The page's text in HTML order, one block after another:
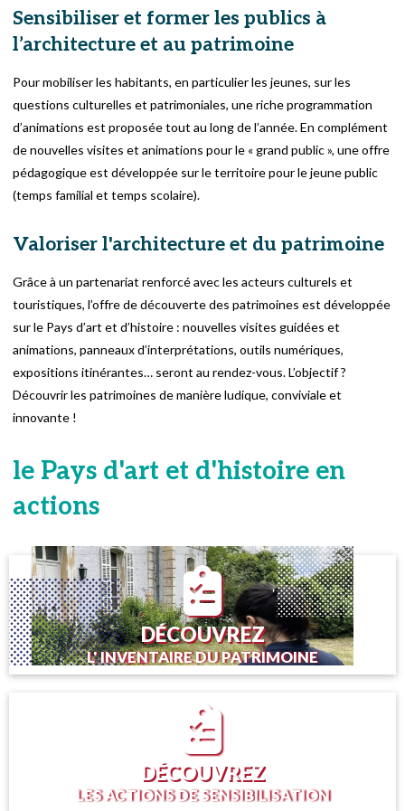
Sensibiliser et former les publics à
l’architecture et au patrimoine
Pour mobiliser les habitants, en particulier les jeunes, sur les
questions culturelles et patrimoniales, une riche programmation
d’animations est proposée tout au long de l’année. En complément
de nouvelles visites et animations pour le « grand public », une offre
pédagogique est développée sur le territoire pour le jeune public
(temps familial et temps scolaire).
Valoriser l'architecture et du patrimoine
Grâce à un partenariat renforcé avec les acteurs culturels et
touristiques, l’offre de découverte des patrimoines est développée
sur le Pays d’art et d’histoire : nouvelles visites guidées et
animations, panneaux d’interprétations, outils numériques,
expositions itinérantes… seront au rendez-vous. L’objectif ?
Découvrir les patrimoines de manière ludique, conviviale et
innovante !
le Pays d'art et d'histoire en
actions
DÉCOUVREZ
L' INVENTAIRE DU PATRIMOINE
DÉCOUVREZ
LES ACTIONS DE SENSIBILISATION